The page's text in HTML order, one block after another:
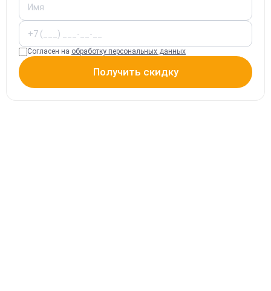
Согласен на обработку персональных данных
Получить скидку